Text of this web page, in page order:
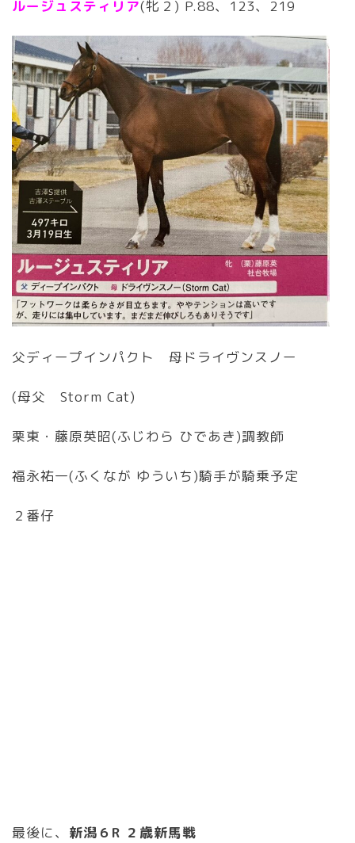
ルージュスティリア(牝２) P.88、123、219
父ディープインパクト 母ドライヴンスノー
(母父 Storm Cat)
栗東・藤原英昭(ふじわら ひであき)調教師
福永祐一(ふくなが ゆういち)騎手が騎乗予定
２番仔
最後に、 新潟６R ２歳新馬戦